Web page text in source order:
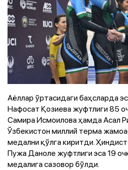
Аёллар ўртасидаги баҳсларда
Нафосат Қозиева жуфтлиги 85
Самира Исмоилова ҳамда Асал
Ўзбекистон миллий терма
медални қўлга киритди.
Пужа Даноле жуфтлиги эса 19
медалига сазовор бўлди.